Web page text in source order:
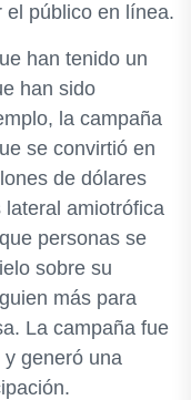
el público en línea.
han tenido un
han sido
la campaña
se convirtió en
de dólares
amiotrófica
personas se
sobre su
más para
La campaña fue
generó una